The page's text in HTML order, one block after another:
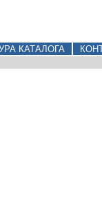
КАТАЛОГА